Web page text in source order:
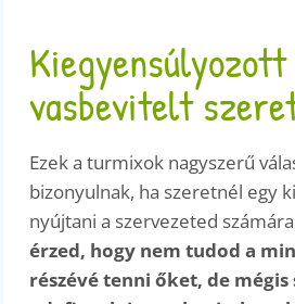
Kiegyensúlyozott
vasbevitelt
Ezek a turmixok nagyszerű
bizonyulnak, ha szeretnél egy
nyújtani a szervezeted
érzed, hogy nem tudod a
részévé tenni őket, de mégis